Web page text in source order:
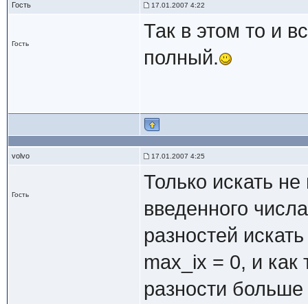
Гость 17.01.2007 4:22
Гость
Так в этом то и
полный.
volvo 17.01.2007 4:25
Гость
Только искать
введенного
разностей
max_ix = 0, и как
разности